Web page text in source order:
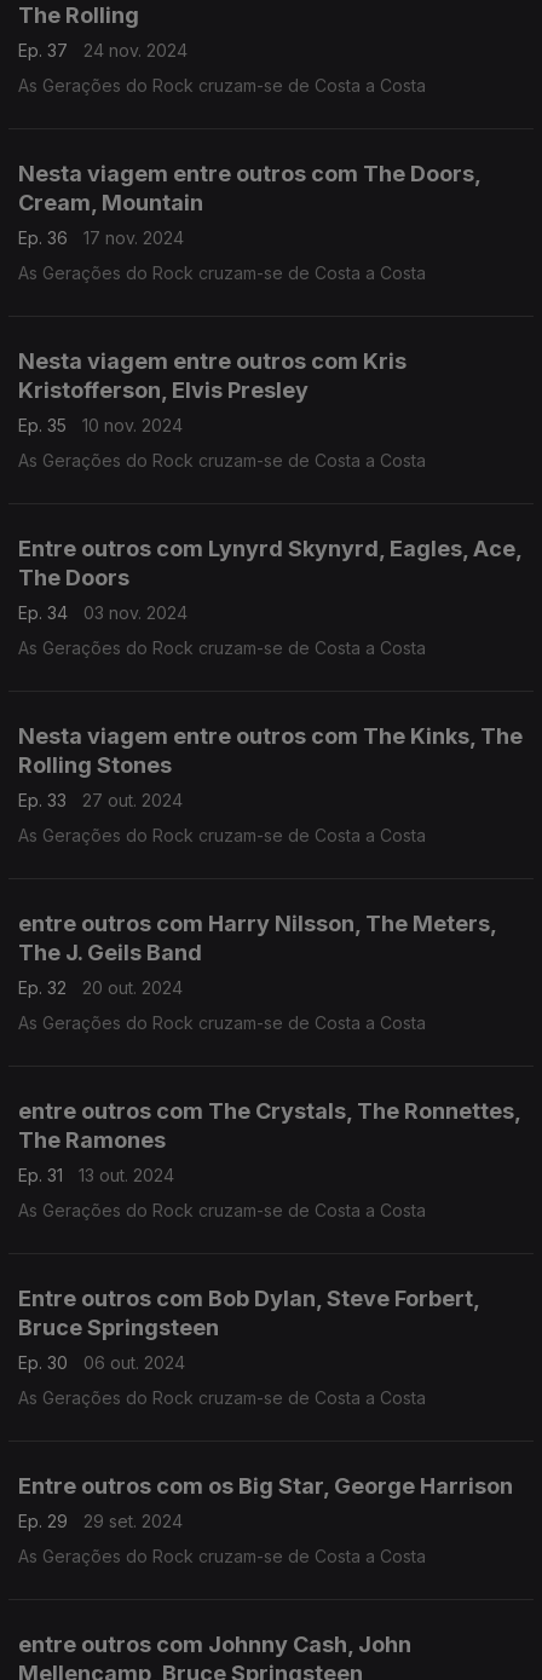
The Rolling
Ep. 37
24 nov. 2024
As Gerações do Rock cruzam-se de Costa a Costa
Nesta viagem entre outros com The Doors,
Cream, Mountain
Ep. 36
17 nov. 2024
As Gerações do Rock cruzam-se de Costa a Costa
Nesta viagem entre outros com Kris
Kristofferson, Elvis Presley
Ep. 35
10 nov. 2024
As Gerações do Rock cruzam-se de Costa a Costa
Entre outros com Lynyrd Skynyrd, Eagles, Ace,
The Doors
Ep. 34
03 nov. 2024
As Gerações do Rock cruzam-se de Costa a Costa
Nesta viagem entre outros com The Kinks, The
Rolling Stones
Ep. 33
27 out. 2024
As Gerações do Rock cruzam-se de Costa a Costa
entre outros com Harry Nilsson, The Meters,
The J. Geils Band
Ep. 32
20 out. 2024
As Gerações do Rock cruzam-se de Costa a Costa
entre outros com The Crystals, The Ronnettes,
The Ramones
Ep. 31
13 out. 2024
As Gerações do Rock cruzam-se de Costa a Costa
Entre outros com Bob Dylan, Steve Forbert,
Bruce Springsteen
Ep. 30
06 out. 2024
As Gerações do Rock cruzam-se de Costa a Costa
Entre outros com os Big Star, George Harrison
Ep. 29
29 set. 2024
As Gerações do Rock cruzam-se de Costa a Costa
entre outros com Johnny Cash, John
Mellencamp, Bruce Springsteen